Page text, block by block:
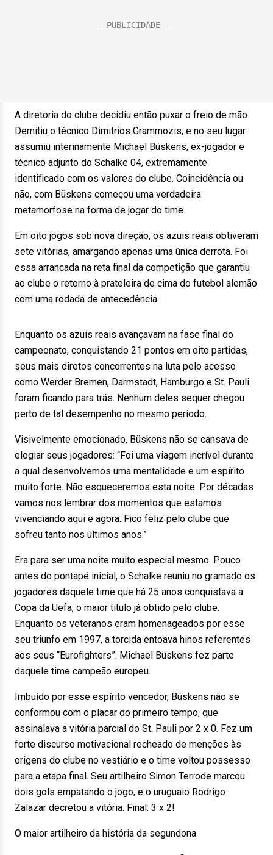
A diretoria do clube decidiu então puxar o freio de mão.
Demitiu o técnico Dimitrios Grammozis, e no seu lugar
assumiu interinamente Michael Büskens, ex-jogador e
técnico adjunto do Schalke 04, extremamente
identificado com os valores do clube. Coincidência ou
não, com Büskens começou uma verdadeira
metamorfose na forma de jogar do time.
Em oito jogos sob nova direção, os azuis reais obtiveram
sete vitórias, amargando apenas uma única derrota. Foi
essa arrancada na reta final da competição que garantiu
ao clube o retorno à prateleira de cima do futebol alemão
com uma rodada de antecedência.
Enquanto os azuis reais avançavam na fase final do
campeonato, conquistando 21 pontos em oito partidas,
seus mais diretos concorrentes na luta pelo acesso
como Werder Bremen, Darmstadt, Hamburgo e St. Pauli
foram ficando para trás. Nenhum deles sequer chegou
perto de tal desempenho no mesmo período.
Visivelmente emocionado, Büskens não se cansava de
elogiar seus jogadores: “Foi uma viagem incrível durante
a qual desenvolvemos uma mentalidade e um espírito
muito forte. Não esqueceremos esta noite. Por décadas
vamos nos lembrar dos momentos que estamos
vivenciando aqui e agora. Fico feliz pelo clube que
sofreu tanto nos últimos anos.”
Era para ser uma noite muito especial mesmo. Pouco
antes do pontapé inicial, o Schalke reuniu no gramado os
jogadores daquele time que há 25 anos conquistava a
Copa da Uefa, o maior título já obtido pelo clube.
Enquanto os veteranos eram homenageados por esse
seu triunfo em 1997, a torcida entoava hinos referentes
aos seus “Eurofighters”. Michael Büskens fez parte
daquele time campeão europeu.
Imbuído por esse espírito vencedor, Büskens não se
conformou com o placar do primeiro tempo, que
assinalava a vitória parcial do St. Pauli por 2 x 0. Fez um
forte discurso motivacional recheado de menções às
origens do clube no vestiário e o time voltou possesso
para a etapa final. Seu artilheiro Simon Terrode marcou
dois gols empatando o jogo, e o uruguaio Rodrigo
Zalazar decretou a vitória. Final: 3 x 2!
O maior artilheiro da história da segundona